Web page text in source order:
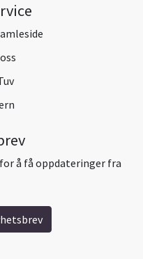
å få oppdateringer fra